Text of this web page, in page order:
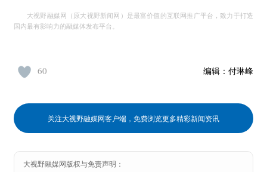
大视野融媒网（原大视野新闻网）是最富价值的互联网推广平台，致力于打造
国内最有影响力的融媒体发布平台。
编辑： 付琳峰
60
关注大视野融媒网客户端，免费浏览更多精彩新闻资讯
大视野融媒网版权与免责声明：